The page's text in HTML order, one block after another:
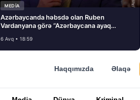
MEDİA
Azərbaycanda həbsdə olan Ruben
Vardanyana görə “Azərbaycana ayaq
6 Avq • 18:59
Haqqımızda Əlaqə